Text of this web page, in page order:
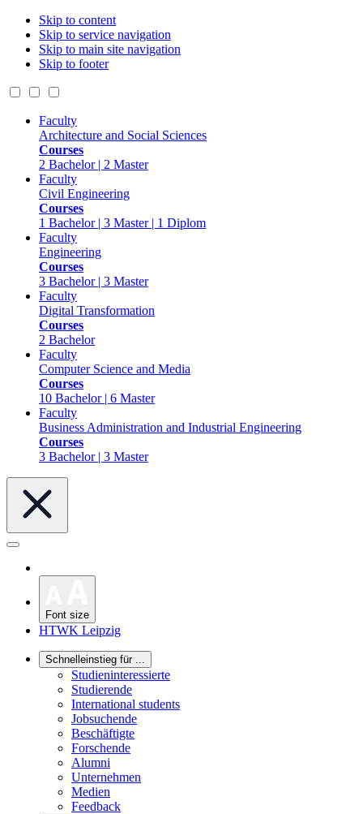
Skip to content
Skip to service navigation
Skip to main site navigation
Skip to footer
Faculty
Architecture and Social Sciences
Courses
2 Bachelor | 2 Master
Faculty
Civil Engineering
Courses
1 Bachelor | 3 Master | 1 Diplom
Faculty
Engineering
Courses
3 Bachelor | 3 Master
Faculty
Digital Transformation
Courses
2 Bachelor
Faculty
Computer Science and Media
Courses
10 Bachelor | 6 Master
Faculty
Business Administration and Industrial Engineering
Courses
3 Bachelor | 3 Master
Font size
HTWK Leipzig
Schnelleinstieg für ...
Studieninteressierte
Studierende
International students
Jobsuchende
Beschäftigte
Forschende
Alumni
Unternehmen
Medien
Feedback